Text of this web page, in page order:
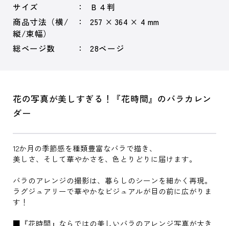
サイズ
Ｂ４判
商品寸法（横/
縦/束幅）
257 × 364 × 4 mm
総ページ数 28ページ
花の写真が美しすぎる！『花時間』のバラカレン
ダー
12か月の季節感を種類豊富なバラで描き、
美しさ、そして華やかさを、色とりどりに届けます。
バラのアレンジの撮影は、暮らしのシーンを細かく再現。
ラグジュアリーで華やかなビジュアルが目の前に広がりま
す！
■『花時間』ならではの美しいバラのアレンジ写真が大き